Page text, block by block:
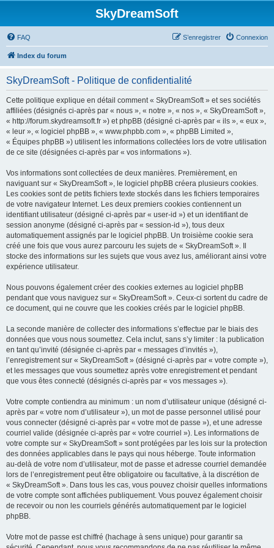
SkyDreamSoft
FAQ Connexion
S’enregistrer
Index du forum
SkyDreamSoft - Politique de confidentialité
Cette politique explique en détail comment « SkyDreamSoft » et ses sociétés
affiliées (désignés ci-après par « nous », « notre », « nos », « SkyDreamSoft »,
« http://forum.skydreamsoft.fr ») et phpBB (désigné ci-après par « ils », « eux »,
« leur », « logiciel phpBB », « www.phpbb.com », « phpBB Limited »,
« Équipes phpBB ») utilisent les informations collectées lors de votre utilisation
de ce site (désignées ci-après par « vos informations »).
Vos informations sont collectées de deux manières. Premièrement, en
naviguant sur « SkyDreamSoft », le logiciel phpBB créera plusieurs cookies.
Les cookies sont de petits fichiers texte stockés dans les fichiers temporaires
de votre navigateur Internet. Les deux premiers cookies contiennent un
identifiant utilisateur (désigné ci-après par « user-id ») et un identifiant de
session anonyme (désigné ci-après par « session-id »), tous deux
automatiquement assignés par le logiciel phpBB. Un troisième cookie sera
créé une fois que vous aurez parcouru les sujets de « SkyDreamSoft ». Il
stocke des informations sur les sujets que vous avez lus, améliorant ainsi votre
expérience utilisateur.
Nous pouvons également créer des cookies externes au logiciel phpBB
pendant que vous naviguez sur « SkyDreamSoft ». Ceux-ci sortent du cadre de
ce document, qui ne couvre que les cookies créés par le logiciel phpBB.
La seconde manière de collecter des informations s’effectue par le biais des
données que vous nous soumettez. Cela inclut, sans s’y limiter : la publication
en tant qu’invité (désignée ci-après par « messages d’invités »),
l’enregistrement sur « SkyDreamSoft » (désigné ci-après par « votre compte »),
et les messages que vous soumettez après votre enregistrement et pendant
que vous êtes connecté (désignés ci-après par « vos messages »).
Votre compte contiendra au minimum : un nom d’utilisateur unique (désigné ci-
après par « votre nom d’utilisateur »), un mot de passe personnel utilisé pour
vous connecter (désigné ci-après par « votre mot de passe »), et une adresse
courriel valide (désignée ci-après par « votre courriel »). Les informations de
votre compte sur « SkyDreamSoft » sont protégées par les lois sur la protection
des données applicables dans le pays qui nous héberge. Toute information
au-delà de votre nom d’utilisateur, mot de passe et adresse courriel demandée
lors de l’enregistrement peut être obligatoire ou facultative, à la discrétion de
« SkyDreamSoft ». Dans tous les cas, vous pouvez choisir quelles informations
de votre compte sont affichées publiquement. Vous pouvez également choisir
de recevoir ou non les courriels générés automatiquement par le logiciel
phpBB.
Votre mot de passe est chiffré (hachage à sens unique) pour garantir sa